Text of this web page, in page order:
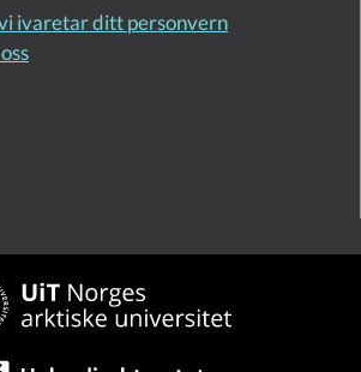
ivaretar ditt personvern